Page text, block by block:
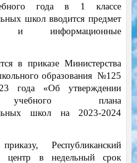
года в 1 классе
школ вводится предмет
и информационные
в приказе Министерства
образования №125
года «Об утверждении
учебного плана
школ на 2023-2024
Республиканский
центр в недельный срок